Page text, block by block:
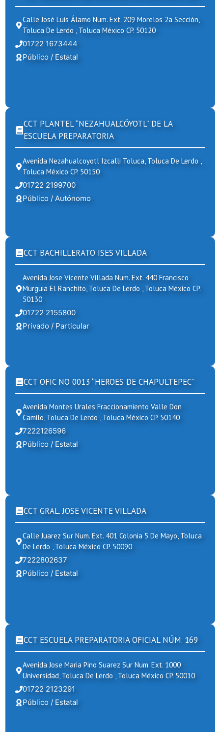
Calle José Luis Álamo Num. Ext. 209 Morelos 2a Sección,
Toluca De Lerdo , Toluca México CP. 50120
01722 1673444
Público / Estatal
CCT PLANTEL “NEZAHUALCÓYOTL” DE LA
ESCUELA PREPARATORIA
Avenida Nezahualcoyotl Izcalli Toluca, Toluca De Lerdo ,
Toluca México CP. 50150
01722 2199700
Público / Autónomo
CCT BACHILLERATO ISES VILLADA
Avenida Jose Vicente Villada Num. Ext. 440 Francisco
Murguia El Ranchito, Toluca De Lerdo , Toluca México CP.
50130
01722 2155800
Privado / Particular
CCT OFIC NO 0013 “HEROES DE CHAPULTEPEC”
Avenida Montes Urales Fraccionamiento Valle Don
Camilo, Toluca De Lerdo , Toluca México CP. 50140
7222126596
Público / Estatal
CCT GRAL. JOSE VICENTE VILLADA
Calle Juarez Sur Num. Ext. 401 Colonia 5 De Mayo, Toluca
De Lerdo , Toluca México CP. 50090
7222802637
Público / Estatal
CCT ESCUELA PREPARATORIA OFICIAL NÚM. 169
Avenida Jose Maria Pino Suarez Sur Num. Ext. 1000
Universidad, Toluca De Lerdo , Toluca México CP. 50010
01722 2123291
Público / Estatal